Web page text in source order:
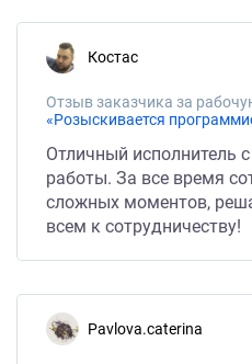
Костас
Отзыв заказчика за
Отличный исполнитель
работы. За все время
сложных моментов,
всем к сотрудничеству!
pavlova.caterina